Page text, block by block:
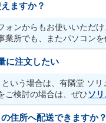
ますか？
ォンからもお使いいただ
業所でも、またパソコン
に注文したい
いう場合は、有隣堂 ソ
ご検討の場合は、ぜひソ
住所へ配送できますか